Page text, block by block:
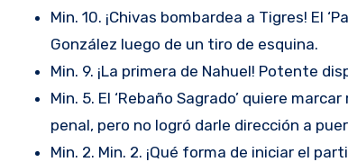
Min. 10. ¡Chivas bombardea a Tigres! El
González luego de un tiro de esquina.
Min. 9. ¡La primera de Nahuel! Potente
Min. 5. El ‘Rebaño Sagrado’ quiere
penal, pero no logró darle dirección a
Min. 2. Min. 2. ¡Qué forma de iniciar el